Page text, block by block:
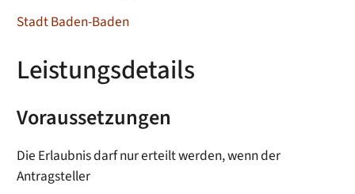
Stadt Baden-Baden
Leistungsdetails
Voraussetzungen
Die Erlaubnis darf nur erteilt werden, wenn der
Antragsteller